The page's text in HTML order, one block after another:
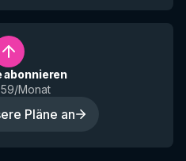
abonnieren
Monat
Pläne an